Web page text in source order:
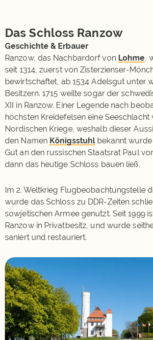
Das Schloss Ranzow
Geschichte & Erbauer
Ranzow, das Nachbardorf von Lohme,
seit 1314, zuerst von Zisterzienser-
bewirtschaftet, ab 1534 Adelsgut unter
Besitzern. 1715 weilte sogar der
XII in Ranzow. Einer Legende nach
höchsten Kreidefelsen eine
Nordischen Kriege, weshalb dieser
den Namen Königsstuhl bekannt
Gut an den russischen Staatsrat Paul
dann das heutige Schloss bauen ließ.
Im 2. Weltkrieg Flugbeobachtungstelle
wurde das Schloss zu DDR-Zeiten
sowjetischen Armee genutzt. Seit 1999
Ranzow in Privatbesitz, und wurde
saniert und restauriert.